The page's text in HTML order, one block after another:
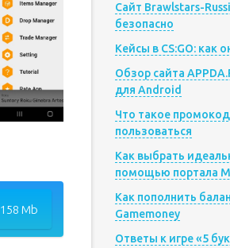
158 Mb
Сайт Brawlstars-
безопасно
Кейсы в CS:GO: как
Обзор сайта
для Android
Что такое
пользоваться
Как выбрать
помощью портала
Как пополнить
Gamemoney
Ответы к игре «5